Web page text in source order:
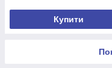
Купити